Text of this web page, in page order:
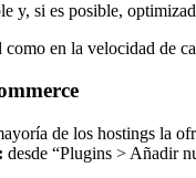
y, si es posible,
en la velocidad de
de los hostings la
desde “Plugins > Añadir